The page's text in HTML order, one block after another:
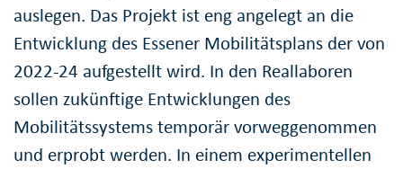
auslegen. Das Projekt ist eng angelegt an die
Entwicklung des Essener Mobilitätsplans der von
2022-24 aufgestellt wird. In den Reallaboren
sollen zukünftige Entwicklungen des
Mobilitätssystems temporär vorweggenommen
und erprobt werden. In einem experimentellen